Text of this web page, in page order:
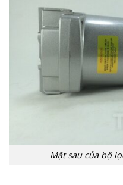
Mặt sau của bộ